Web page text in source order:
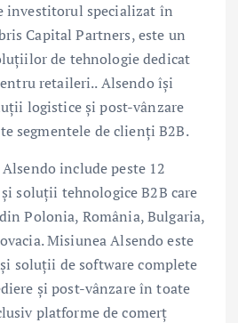
investitorul specializat în
Capital Partners, este un
de tehnologie dedicat
retaileri.. Alsendo își
logistice și post-vânzare
segmentele de clienți B2B.
include peste 12
soluții tehnologice B2B care
Polonia, România, Bulgaria,
Misiunea Alsendo este
soluții de software complete
și post-vânzare în toate
platforme de comerț